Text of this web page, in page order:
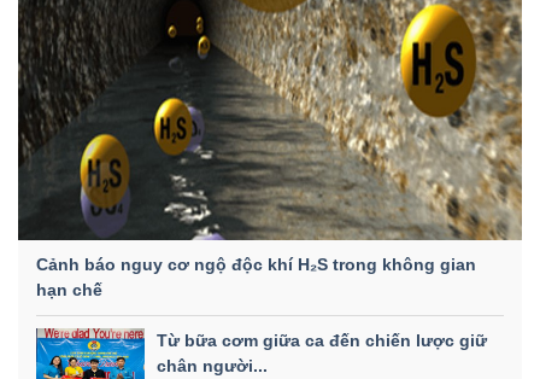
Cảnh báo nguy cơ ngộ độc khí H₂S trong không gian
hạn chế
Từ bữa cơm giữa ca đến chiến lược giữ
chân người...